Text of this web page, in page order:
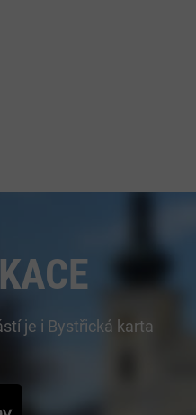
je i Bystřická karta